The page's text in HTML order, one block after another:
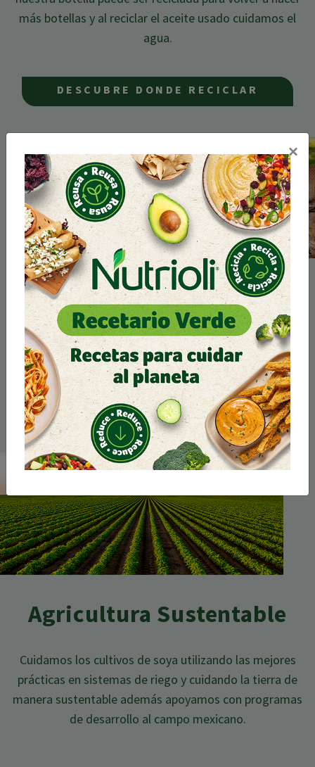
más botellas y al reciclar el aceite usado cuidamos el
agua.
DESCUBRE DONDE RECICLAR
100% Orgánico
Oli Orgánico es un aceite amigable con el medio
ambiente,libre de fertilizantes y pesticidas que
proviene de una cosecha de aceitunas sustentables.
Agricultura Sustentable
Cuidamos los cultivos de soya utilizando las mejores
prácticas en sistemas de riego y cuidando la tierra de
manera sustentable además apoyamos con programas
de desarrollo al campo mexicano.
×